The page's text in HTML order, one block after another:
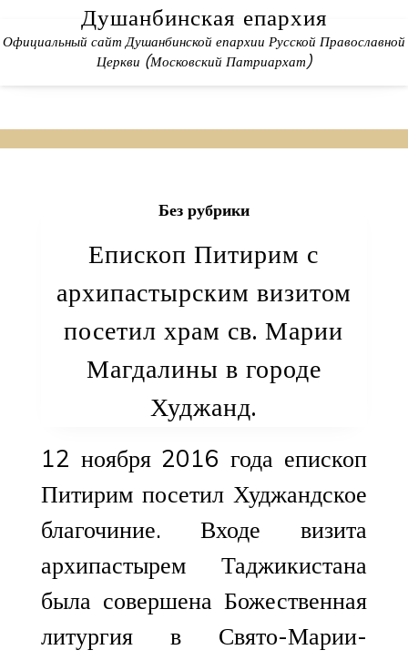
content
Душанбинская епархия
Официальный сайт Душанбинской епархии Русской Православной
Церкви (Московский Патриархат)
Без рубрики
Епископ Питирим с
архипастырским визитом
посетил храм св. Марии
Магдалины в городе
Худжанд.
12 ноября 2016 года епископ
Питирим посетил Худжандское
благочиние. Входе визита
архипастырем Таджикистана
была совершена Божественная
литургия в Свято-Марии-